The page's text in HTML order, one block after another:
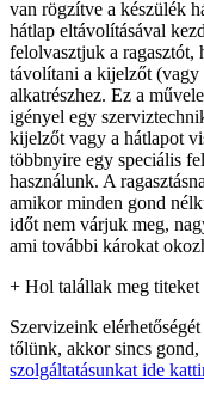
van rögzítve a készülék
hátlap eltávolításával
felolvasztjuk a
távolítani a kijelzőt (vagy
alkatrészhez. Ez a
igényel egy
kijelzőt vagy a hátlapot
többnyire egy speciális
használunk. A
amikor minden gond
időt nem várjuk meg,
ami további károkat
+ Hol talállak meg titeket
Szervizeink elérhetőségét
tőlünk, akkor sincs
szolgáltatásunkat ide